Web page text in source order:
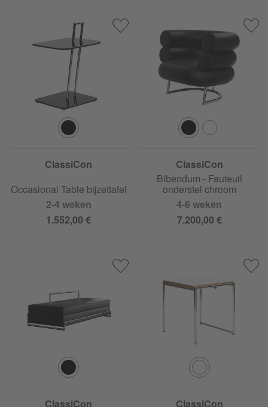
ClassiCon
Occasional Table bijzettafel
2-4 weken
1.552,00 €
ClassiCon
Bibendum - Fauteuil
onderstel chroom
4-6 weken
7.200,00 €
ClassiCon
ClassiCon